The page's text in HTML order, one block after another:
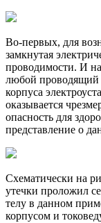
Во-первых, для
замкнутая
проводимости. И
любой проводящий
корпуса
оказывается
опасность для
представление о
Схематически на
утечки проложил
телу в данном
корпусом и